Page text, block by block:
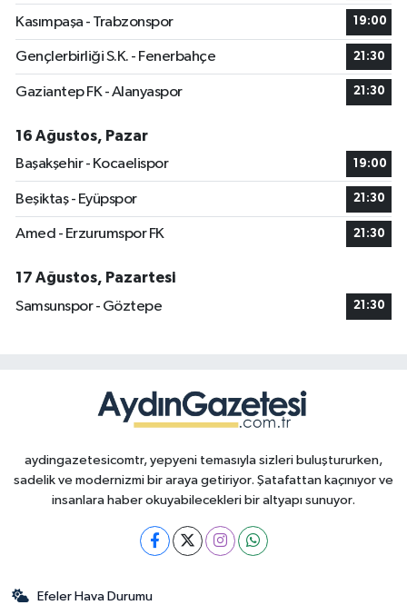
Kasımpaşa - Trabzonspor 19:00
Gençlerbirliği S.K. - Fenerbahçe 21:30
Gaziantep FK - Alanyaspor 21:30
16 Ağustos, Pazar
Başakşehir - Kocaelispor
19:00
Beşiktaş - Eyüpspor 21:30
Amed - Erzurumspor FK 21:30
17 Ağustos, Pazartesi
Samsunspor - Göztepe
21:30
aydingazetesicomtr, yepyeni temasıyla sizleri buluştururken,
sadelik ve modernizmi bir araya getiriyor. Şatafattan kaçınıyor ve
insanlara haber okuyabilecekleri bir altyapı sunuyor.
Efeler Hava Durumu